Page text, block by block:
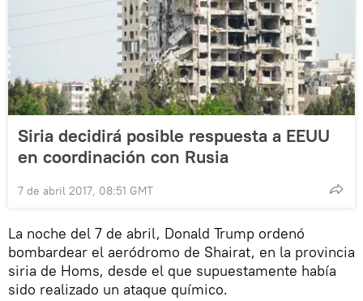
Siria decidirá posible respuesta a EEUU
en coordinación con Rusia
7 de abril 2017, 08:51 GMT
La noche del 7 de abril, Donald Trump ordenó
bombardear el aeródromo de Shairat, en la provincia
siria de Homs, desde el que supuestamente había
sido realizado un ataque químico.